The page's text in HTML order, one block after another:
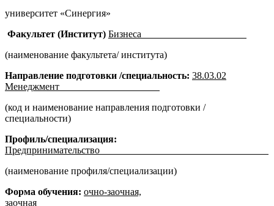
университет «Синергия»
Факультет (Институт) Бизнеса
(наименование факультета/ института)
Направление подготовки /специальность: 38.03.02
Менеджмент
(код и наименование направления подготовки /
специальности)
Профиль/специализация:
Предпринимательство
(наименование профиля/специализации)
Форма обучения: очно-заочная,
заочная